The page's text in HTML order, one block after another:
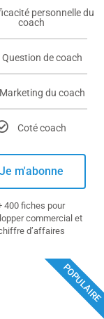
personnelle du
coach
Question de coach
Marketing du coach
Coté coach
Je m'abonne
400 fiches pour
commercial et
d’affaires
POPULAIRE